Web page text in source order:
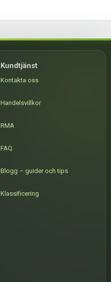
Kundtjänst
Kontakta oss
Handelsvillkor
RMA
FAQ
Blogg – guider och tips
Klassificering